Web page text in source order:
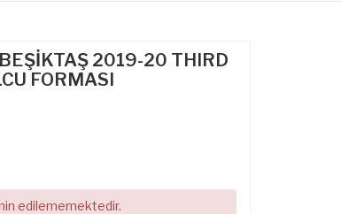
2019-20 THIRD
FORMASI
edilememektedir.